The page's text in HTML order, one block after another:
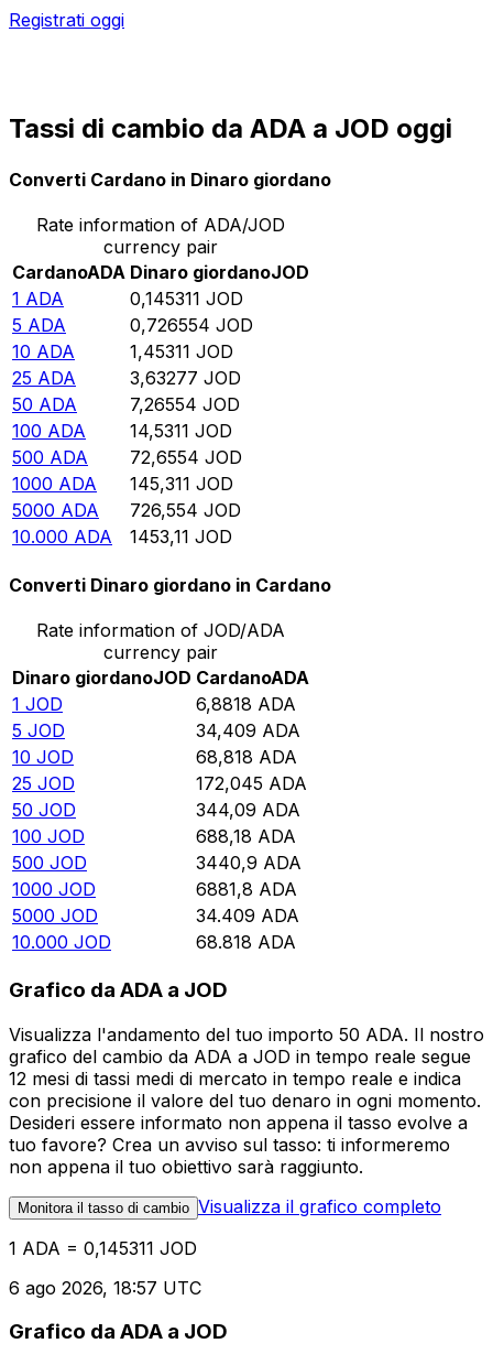
Registrati oggi
Tassi di cambio da ADA a JOD oggi
Converti Cardano in Dinaro giordano
Rate information of ADA/JOD
currency pair
CardanoADA Dinaro giordanoJOD
1 ADA 0,145311 JOD
5 ADA 0,726554 JOD
10 ADA 1,45311 JOD
25 ADA 3,63277 JOD
50 ADA 7,26554 JOD
100 ADA 14,5311 JOD
500 ADA 72,6554 JOD
1000 ADA 145,311 JOD
5000 ADA 726,554 JOD
10.000 ADA 1453,11 JOD
Converti Dinaro giordano in Cardano
Rate information of JOD/ADA
currency pair
Dinaro giordanoJOD CardanoADA
1 JOD 6,8818 ADA
5 JOD 34,409 ADA
10 JOD 68,818 ADA
25 JOD 172,045 ADA
50 JOD 344,09 ADA
100 JOD 688,18 ADA
500 JOD 3440,9 ADA
1000 JOD 6881,8 ADA
5000 JOD 34.409 ADA
10.000 JOD 68.818 ADA
Grafico da ADA a JOD
Visualizza l'andamento del tuo importo 50 ADA. Il nostro
grafico del cambio da ADA a JOD in tempo reale segue
12 mesi di tassi medi di mercato in tempo reale e indica
con precisione il valore del tuo denaro in ogni momento.
Desideri essere informato non appena il tasso evolve a
tuo favore? Crea un avviso sul tasso: ti informeremo
non appena il tuo obiettivo sarà raggiunto.
Monitora il tasso di cambio Visualizza il grafico completo
1 ADA = 0,145311 JOD
6 ago 2026, 18:57 UTC
Grafico da ADA a JOD